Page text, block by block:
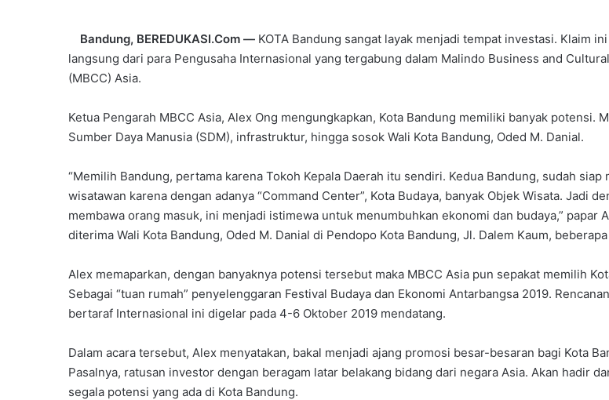
Bandung, BEREDUKASI.Com — KOTA Bandung sangat layak menjadi tempat investasi. Klaim
langsung dari para Pengusaha Internasional yang tergabung da‎lam Malindo Business and
(MBCC)‎ Asia.
Ketua Pengarah MBCC Asia, Alex Ong mengungkapkan, Kota Bandung memiliki banyak potensi.
Sumber Daya Manusia (SDM), infrastruktur, hingga sosok Wali Kota Bandung, Oded M. Danial.
“Memilih Bandung, pertama karena Tokoh Kepala Daerah itu sendiri. Kedua Bandung, sudah siap
wisatawan karena dengan adanya “Command Center”, Kota Budaya, banyak Objek Wisata. Jadi
membawa orang masuk, ini menjadi istimewa untuk menumbuhkan ekonomi dan budaya,” papar
diterima Wali Kota Bandung, Oded M. Danial di Pendopo Kota Bandung, Jl. Dalem Kaum,
Alex memaparkan, dengan banyaknya potensi tersebut maka MBCC Asia pun sepakat memilih
Sebagai “tuan rumah” penyelenggaran Festival Budaya dan Ekonomi Antarbangsa 2019.
bertaraf Internasional ini digelar pada 4-6 Oktober 2019 mendatang.
Dalam acara tersebut, Alex menyatakan, ‎bakal menjadi ajang promosi besar-besaran bagi Kota
Pasalnya, ratusan investor dengan beragam latar belakang bidang dari negara Asia. Akan hadir
segala potensi yang ada di Kota Bandung.